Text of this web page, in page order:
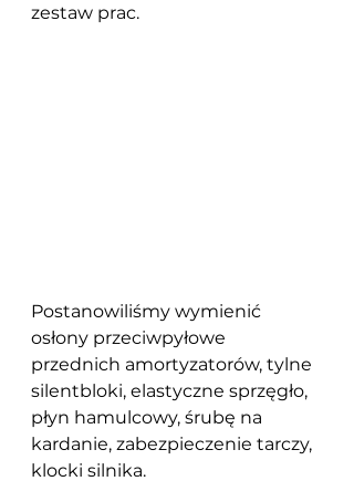
zestaw prac.
Postanowiliśmy wymienić
osłony przeciwpyłowe
przednich amortyzatorów, tylne
silentbloki, elastyczne sprzęgło,
płyn hamulcowy, śrubę na
kardanie, zabezpieczenie tarczy,
klocki silnika.